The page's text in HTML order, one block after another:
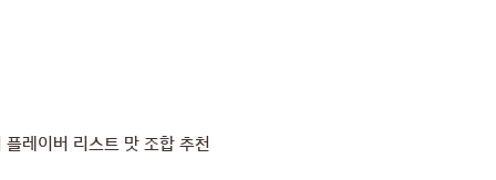
플레이버 리스트 맛 조합 추천